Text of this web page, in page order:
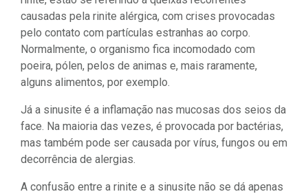
causadas pela rinite alérgica, com crises provocadas
pelo contato com partículas estranhas ao corpo.
Normalmente, o organismo fica incomodado com
poeira, pólen, pelos de animas e, mais raramente,
alguns alimentos, por exemplo.
Já a sinusite é a inflamação nas mucosas dos seios da
face. Na maioria das vezes, é provocada por bactérias,
mas também pode ser causada por vírus, fungos ou em
decorrência de alergias.
A confusão entre a rinite e a sinusite não se dá apenas